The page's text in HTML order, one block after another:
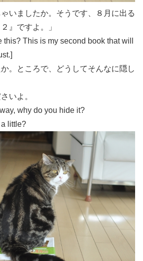
ゃいましたか。そうです、８月に出る
』ですよ。」
this? This is my second book that will
。ところで、どうしてそんなに隠し
いよ。
why do you hide it?
little?